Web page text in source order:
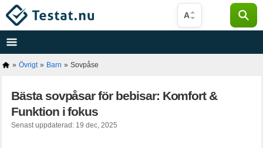
Hoppa
till
innehåll
A
» Övrigt » Barn » Sovpåse
Bästa sovpåsar för bebisar: Komfort &
Funktion i fokus
Senast uppdaterad: 19 dec, 2025